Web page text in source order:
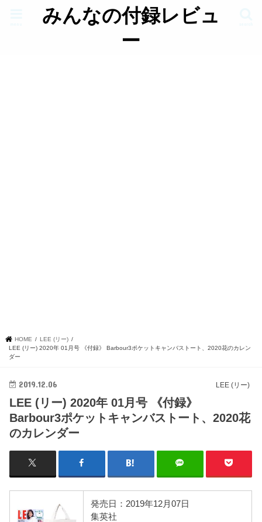
みんなの付録レビュ
ー
HOME
LEE (リー)
LEE (リー) 2020年 01月号 《付録》 Barbour3ポケットキャンバストート、2020花のカレン
ダー
LEE (リー)
2019.12.06
LEE (リー) 2020年 01月号 《付録》
Barbour3ポケットキャンバストート、2020花
のカレンダー
発売日：2019年12月07日
集英社